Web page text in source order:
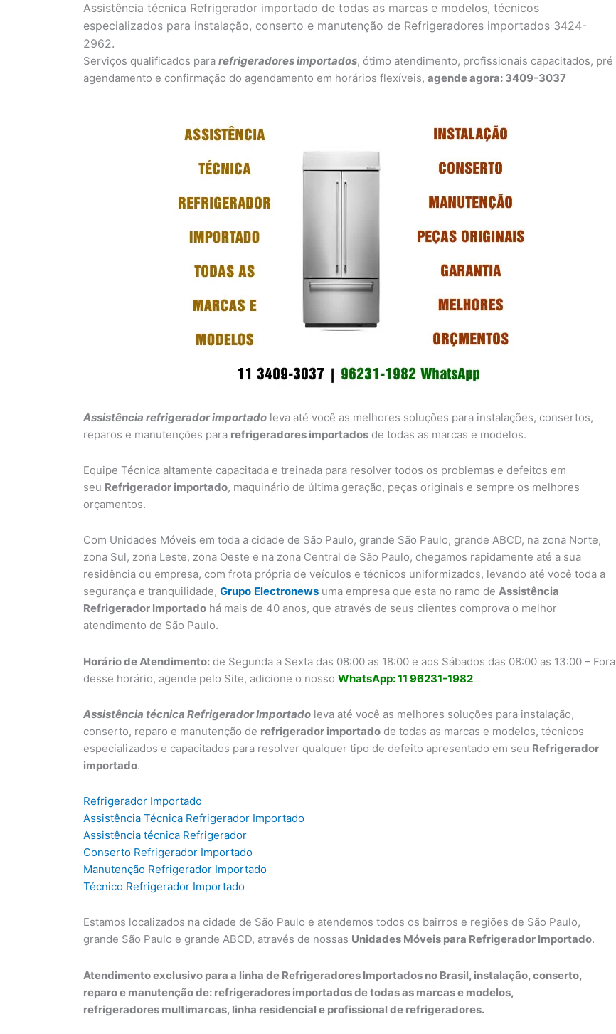
Assistência técnica Refrigerador importado de todas as marcas e modelos, técnicos
especializados para instalação, conserto e manutenção de Refrigeradores importados 3424-
2962.
Serviços qualificados para refrigeradoresimportados, ótimo atendimento, profissionais capacitados, pré
agendamento e confirmação do agendamento em horários flexíveis, agende agora: 3409-3037
Assistência refrigerador importado leva até você as melhores soluções para instalações, consertos,
reparos e manutenções para refrigeradores importados de todas as marcas e modelos.
Equipe Técnica altamente capacitada e treinada para resolver todos os problemas e defeitos em
seu Refrigerador importado, maquinário de última geração, peças originais e sempre os melhores
orçamentos.
Com Unidades Móveis em toda a cidade de São Paulo, grande São Paulo, grande ABCD, na zona Norte,
zona Sul, zona Leste, zona Oeste e na zona Central de São Paulo, chegamos rapidamente até a sua
residência ou empresa, com frota própria de veículos e técnicos uniformizados, levando até você toda a
segurança e tranquilidade, Grupo Electronews uma empresa que esta no ramo de Assistência
Refrigerador Importado há mais de 40 anos, que através de seus clientes comprova o melhor
atendimento de São Paulo.
Horário de Atendimento: de Segunda a Sexta das 08:00 as 18:00 e aos Sábados das 08:00 as 13:00 – Fora
desse horário, agende pelo Site, adicione o nosso WhatsApp: 11 96231-1982
Assistência técnica Refrigerador Importado leva até você as melhores soluções para instalação,
conserto, reparo e manutenção de refrigerador importado de todas as marcas e modelos, técnicos
especializados e capacitados para resolver qualquer tipo de defeito apresentado em seu Refrigerador
importado.
Refrigerador Importado
Assistência Técnica Refrigerador Importado
Assistência técnica Refrigerador
Conserto Refrigerador Importado
Manutenção Refrigerador Importado
Técnico Refrigerador Importado
Estamos localizados na cidade de São Paulo e atendemos todos os bairros e regiões de São Paulo,
grande São Paulo e grande ABCD, através de nossas Unidades Móveis para Refrigerador Importado.
Atendimento exclusivo para a linha de Refrigeradores Importados no Brasil, instalação, conserto,
reparo e manutenção de: refrigeradores importados de todas as marcas e modelos,
refrigeradores multimarcas, linha residencial e profissional de refrigeradores.